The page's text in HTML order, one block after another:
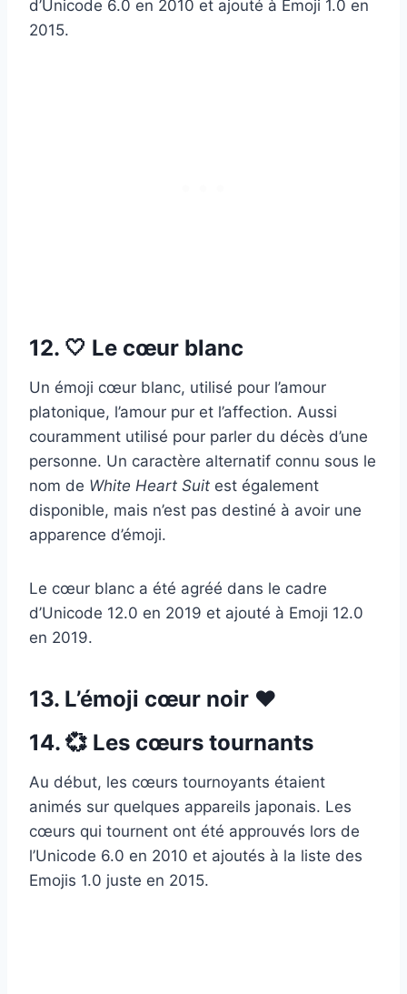
d’Unicode 6.0 en 2010 et ajouté à Emoji 1.0 en
2015.
12. 🤍 Le cœur blanc
Un émoji cœur blanc, utilisé pour l’amour
platonique, l’amour pur et l’affection. Aussi
couramment utilisé pour parler du décès d’une
personne. Un caractère alternatif connu sous le
nom de White Heart Suit est également
disponible, mais n’est pas destiné à avoir une
apparence d’émoji.
Le cœur blanc a été agréé dans le cadre
d’Unicode 12.0 en 2019 et ajouté à Emoji 12.0
en 2019.
13. L’émoji cœur noir ♥
14. 💞 Les cœurs tournants
Au début, les cœurs tournoyants étaient
animés sur quelques appareils japonais. Les
cœurs qui tournent ont été approuvés lors de
l’Unicode 6.0 en 2010 et ajoutés à la liste des
Emojis 1.0 juste en 2015.